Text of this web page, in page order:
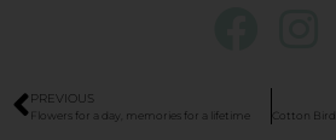
PREVIOUS
Flowers for a day, memories for a lifetime